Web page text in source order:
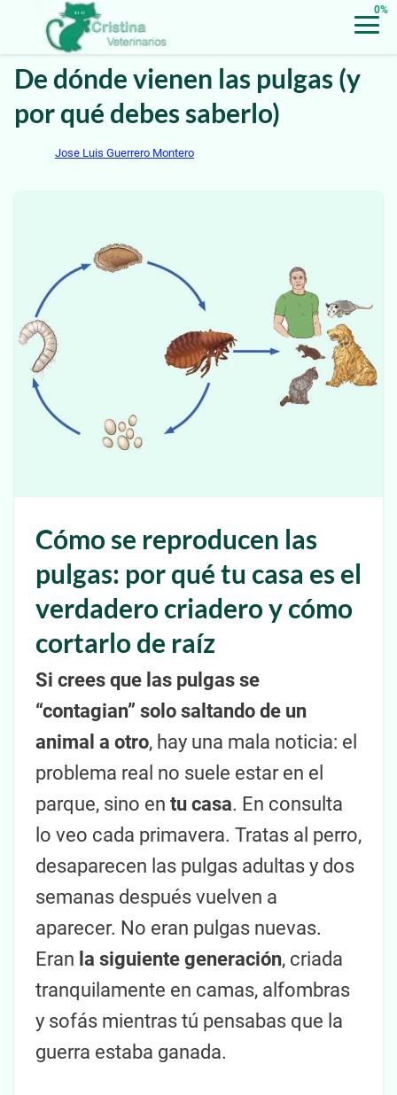
0%
De dónde vienen las pulgas (y
por qué debes saberlo)
Jose Luis Guerrero Montero
Cómo se reproducen las
pulgas: por qué tu casa es el
verdadero criadero y cómo
cortarlo de raíz
Si crees que las pulgas se
“contagian” solo saltando de un
animal a otro, hay una mala noticia: el
problema real no suele estar en el
parque, sino en tu casa. En consulta
lo veo cada primavera. Tratas al perro,
desaparecen las pulgas adultas y dos
semanas después vuelven a
aparecer. No eran pulgas nuevas.
Eran la siguiente generación, criada
tranquilamente en camas, alfombras
y sofás mientras tú pensabas que la
guerra estaba ganada.